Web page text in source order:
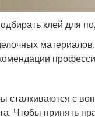
клей для
сталкиваются с
Чтобы принять